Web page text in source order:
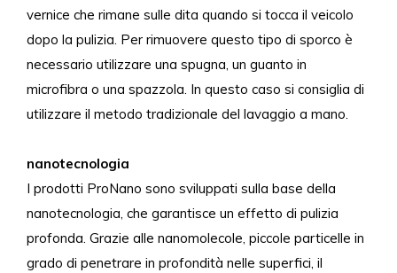
vernice che rimane sulle dita quando si tocca il veicolo
dopo la pulizia. Per rimuovere questo tipo di sporco è
necessario utilizzare una spugna, un guanto in
microfibra o una spazzola. In questo caso si consiglia di
utilizzare il metodo tradizionale del lavaggio a mano.
nanotecnologia
I prodotti ProNano sono sviluppati sulla base della
nanotecnologia, che garantisce un effetto di pulizia
profonda. Grazie alle nanomolecole, piccole particelle in
grado di penetrare in profondità nelle superfici, il